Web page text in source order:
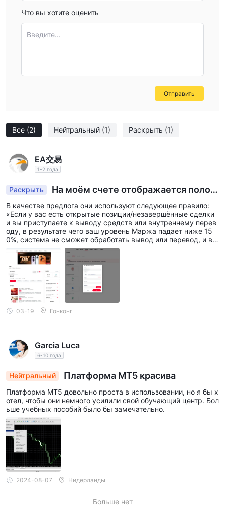
выбирать регулируемых брокеров с прозрачными
операциями, чтобы обеспечить безопасность ваших
инвестиций и соблюдение правовых стандартов. Трейдеры
Все (2) Нейтральный (1) Раскрыть (1)
EA交易
1-2 года
Раскрыть
На моём счете отображается полож
ительный баланс, но в тот момент, когда я пыт
аюсь вывести средства, они его Блок.
В качестве предлога они используют следующее правило:
«Если у вас есть открытые позиции/незавершённые сделки
и вы приступаете к выводу средств или внутреннему перев
оду, в результате чего ваш уровень Маржа падает ниже 15
0%, система не сможет обработать вывод или перевод, и ва
ш запрос будет отклонён». Это классическая тактика Мошен
ничество — позволить вам видеть ваши деньги, но создать н
евозможные условия, чтобы вы никогда не смогли получить
к ним доступ. ДЕРЖИТЕСЬ ПОДАЛЬШЕ!
03-19 Гонконг
Garcia Luca
6-10 года
Нейтральный Платформа MT5 красива
Платформа MT5 довольно проста в использовании, но я бы х
отел, чтобы они немного усилили свой обучающий центр. Бол
ьше учебных пособий было бы замечательно.
2024-08-07 Нидерланды
Больше нет
Что вы хотите оценить
Введите...
Отправить